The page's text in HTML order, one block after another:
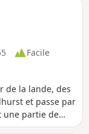
Facile
de la lande, des
et passe par
une partie de